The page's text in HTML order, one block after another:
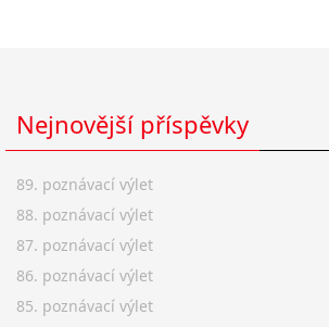
Nejnovější příspěvky
89. poznávací výlet
88. poznávací výlet
87. poznávací výlet
86. poznávací výlet
85. poznávací výlet